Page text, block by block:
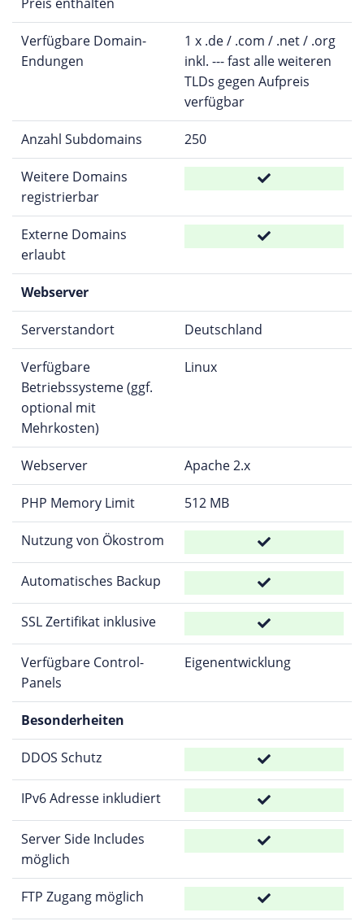
Verfügbare Domain-
Endungen
1 x .de / .com / .net / .org
inkl. --- fast alle weiteren
TLDs gegen Aufpreis
verfügbar
Anzahl Subdomains 250
Weitere Domains
registrierbar
Externe Domains
erlaubt
Webserver
Serverstandort Deutschland
Verfügbare
Betriebssysteme (ggf.
optional mit
Mehrkosten)
Linux
Webserver Apache 2.x
PHP Memory Limit 512 MB
Nutzung von Ökostrom
Automatisches Backup
SSL Zertifikat inklusive
Verfügbare Control-
Panels
Eigenentwicklung
Besonderheiten
DDOS Schutz
IPv6 Adresse inkludiert
Server Side Includes
möglich
FTP Zugang möglich